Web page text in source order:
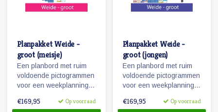
Planpakket Weide -
groot (meisje)
Een planbord met ruim
voldoende pictogrammen
voor een weekplanning
voor o.a. belonen, weer
€169,95 Op voorraad
Planpakket Weide -
groot (jongen)
Een planbord met ruim
voldoende pictogrammen
voor een weekplanning
voor o.a. belonen, weer
€169,95 Op voorraad